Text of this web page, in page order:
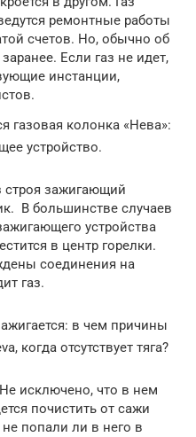
ремонтные работы
счетов. Но, обычно об
Если газ не идет,
инстанции,
газовая колонка «Нева»:
устройство.
зажигающий
В большинстве случаев
устройства
в центр горелки.
соединения на
газ.
в чем причины
когда отсутствует тяга?
исключено, что в нем
почистить от сажи
попали ли в него в